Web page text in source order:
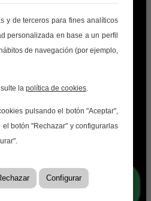
y de terceros para fines analíticos
personalizada en base a un perfil
de navegación (por ejemplo,
la política de cookies.
pulsando el botón "Aceptar",
botón "Rechazar" y configurarlas
Configurar